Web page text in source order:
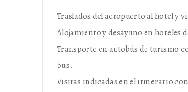
Traslados del aeropuerto al hotel y
Alojamiento y desayuno en hoteles
Transporte en autobús de turismo
bus.
Visitas indicadas en el itinerario